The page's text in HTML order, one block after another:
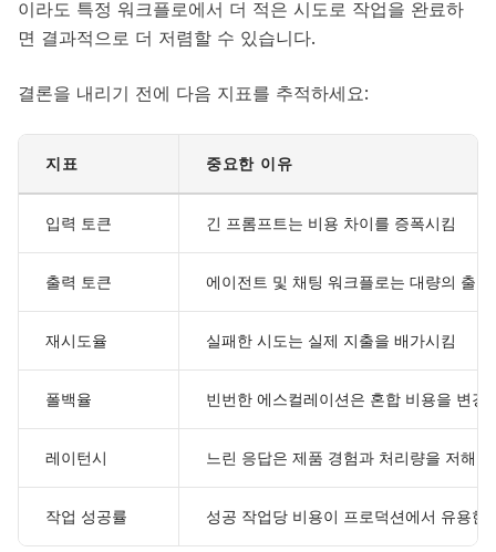
이라도 특정 워크플로에서 더 적은 시도로 작업을 완료하
면 결과적으로 더 저렴할 수 있습니다.
결론을 내리기 전에 다음 지표를 추적하세요:
지표 중요한 이유
입력 토큰 긴 프롬프트는 비용 차이를 증폭시킴
출력 토큰 에이전트 및 채팅 워크플로는 대량의 출
재시도율 실패한 시도는 실제 지출을 배가시킴
폴백율 빈번한 에스컬레이션은 혼합 비용을 변경
레이턴시 느린 응답은 제품 경험과 처리량을 저해
작업 성공률 성공 작업당 비용이 프로덕션에서 유용한